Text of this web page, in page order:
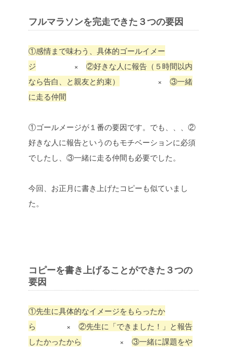
フルマラソンを完走できた３つの要因
①感情まで味わう、具体的ゴールイメー
ジ
× ②好きな人に報告（５時間以内
なら告白、と親友と約束）
× ③一緒
に走る仲間
①ゴールメージが１番の要因です。でも、、、 ②
好きな人に報告というのもモチベーションに必須
でしたし、 ③一緒に走る仲間も必要でした。
今回、お正月に書き上げたコピーも似ていまし
た。
コピーを書き上げることができた３つの
要因
①先生に具体的なイメージをもらったか
ら × ②先生に「できました！」と報告
したかったから
× ③一緒に課題をや